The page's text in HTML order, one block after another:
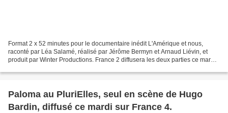
Format 2 x 52 minutes pour le documentaire inédit L'Amérique et nous,
raconté par Léa Salamé, réalisé par Jérôme Bermyn et Arnaud Liévin, et
produit par Winter Productions. France 2 diffusera les deux parties ce mardi
Paloma au PluriElles, seul en scène de Hugo
Bardin, diffusé ce mardi sur France 4.